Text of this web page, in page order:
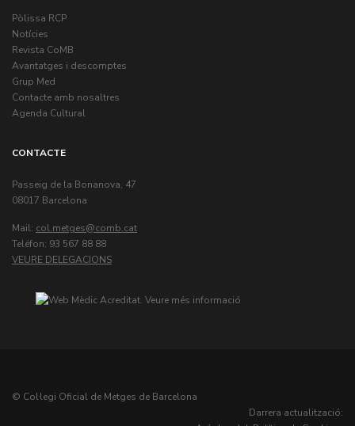
Pòlissa RCP
Notícies
Revista CoMB
Avantatges i descomptes
Grup Med
Contacte amb nosaltres
Agenda Cultural
CONTACTE
Passeig de la Bonanova, 47
08017 Barcelona
Mail: col.metges
Teléfon: 93 567 88 88
VEURE DELEGACIONS
© Col·legi Oficial de Metges de Barcelona
Darrera actualització: